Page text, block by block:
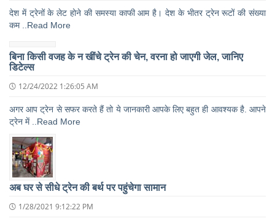
देश में ट्रेनों के लेट होने की समस्या काफी आम है। देश के भीतर ट्रेन रूटों की संख्या
कम ..Read More
बिना किसी वजह के न खींचे ट्रेन की चेन, वरना हो जाएगी जेल, जानिए
डिटेल्स
12/24/2022 1:26:05 AM
अगर आप ट्रेन से सफर करते हैं तो ये जानकारी आपके लिए बहुत ही आवश्यक है. आपने
ट्रेन में ..Read More
अब घर से सीधे ट्रेन की बर्थ पर पहुंचेगा सामान
1/28/2021 9:12:22 PM